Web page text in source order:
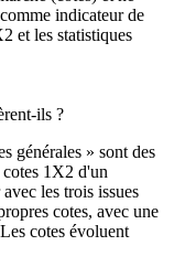
indicateur de
et les statistiques
ils ?
générales » sont des
1X2 d'un
les trois issues
cotes, avec une
cotes évoluent